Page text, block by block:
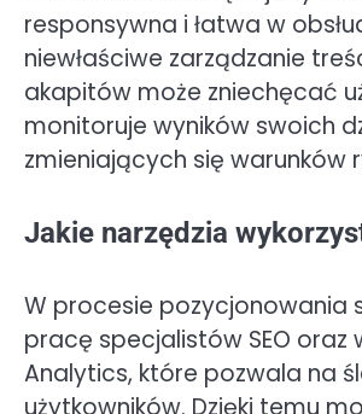
responsywna i łatwa w
niewłaściwe zarządzanie
akapitów może zniechęcać
monitoruje wyników swoich
zmieniających się warunków
Jakie narzędzia
W procesie pozycjonowania
pracę specjalistów SEO oraz
Analytics, które pozwala na
użytkowników. Dzięki temu